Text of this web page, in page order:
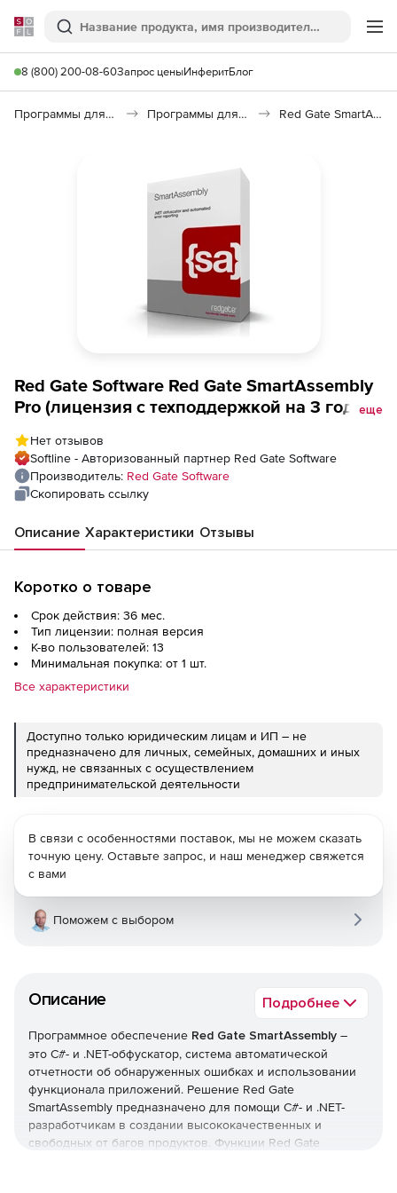
Softline
Поиск
8 (800) 200-08-60Запрос ценыИнферитБлог
Программы для программирования Программы для разработки ПО Red Gate SmartAssembly
Red Gate Software Red Gate SmartAssembly
Pro (лицензия с техподдержкой на 3 года),
еще
Нет отзывов
Softline - Авторизованный партнер Red Gate Software
Производитель: Red Gate Software
Скопировать ссылку
Описание Характеристики Отзывы
Коротко о товаре
Срок действия: 36 мес.
Тип лицензии: полная версия
К-во пользователей: 13
Минимальная покупка: от 1 шт.
Все характеристики
Доступно только юридическим лицам и ИП – не
предназначено для личных, семейных, домашних и иных
нужд, не связанных с осуществлением
предпринимательской деятельности
Описание Подробнее
Программное обеспечение Red Gate SmartAssembly –
это С#- и .NET-обфускатор, система автоматической
отчетности об обнаруженных ошибках и использовании
функционала приложений. Решение Red Gate
SmartAssembly предназначено для помощи С#- и .NET-
разработчикам в создании высококачественных и
свободных от багов продуктов. Функции Red Gate
В связи с особенностями поставок, мы не можем сказать
точную цену. Оставьте запрос, и наш менеджер свяжется
с вами
Поможем с выбором